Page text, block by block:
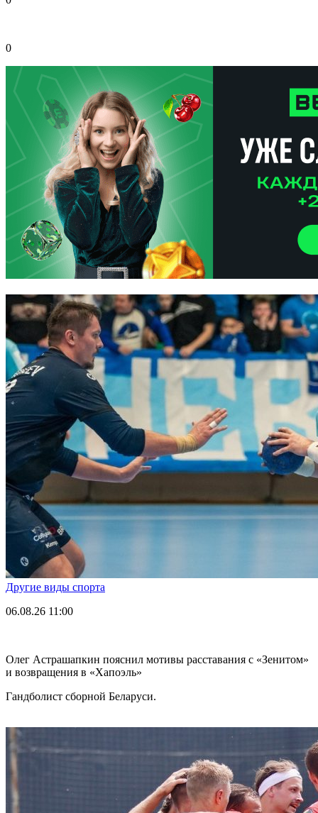
0
Другие виды спорта
06.08.26 11:00
Олег Астрашапкин пояснил мотивы расставания с «Зенитом»
и возвращения в «Хапоэль»
Гандболист сборной Беларуси.